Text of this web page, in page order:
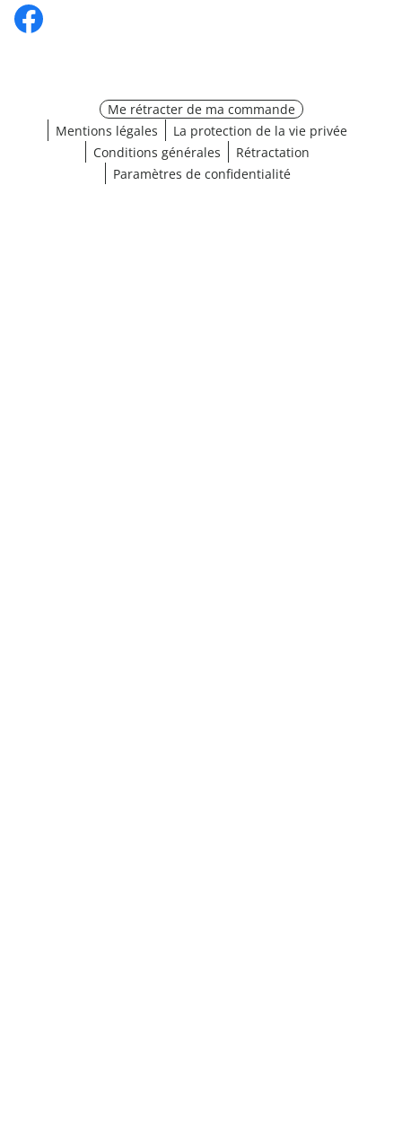
Me rétracter de ma commande
Mentions légales
La protection de la vie privée
Conditions générales
Rétractation
Paramètres de confidentialité